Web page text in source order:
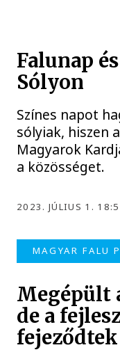
Falunap
Sólyon
Színes napot
sólyiak, hiszen
Magyarok
a közösséget.
2023. JÚLIUS 1.
MAGYAR FALU
Megépült
de a